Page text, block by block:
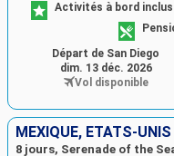
Activités à bord
Départ de San Diego
dim. 13 déc. 2026
Vol disponible
MEXIQUE, ÉTATS-UNIS
8 jours, Serenade of the